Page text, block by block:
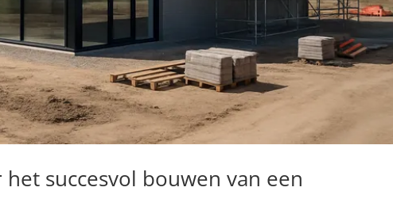
succesvol bouwen van een